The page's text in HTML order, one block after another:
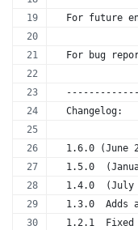
For future
For bug
  Changelog:
1.6.0 (June
1.5.0
1.4.0  (July
1.3.0  Adds
1.2.1  Fixed